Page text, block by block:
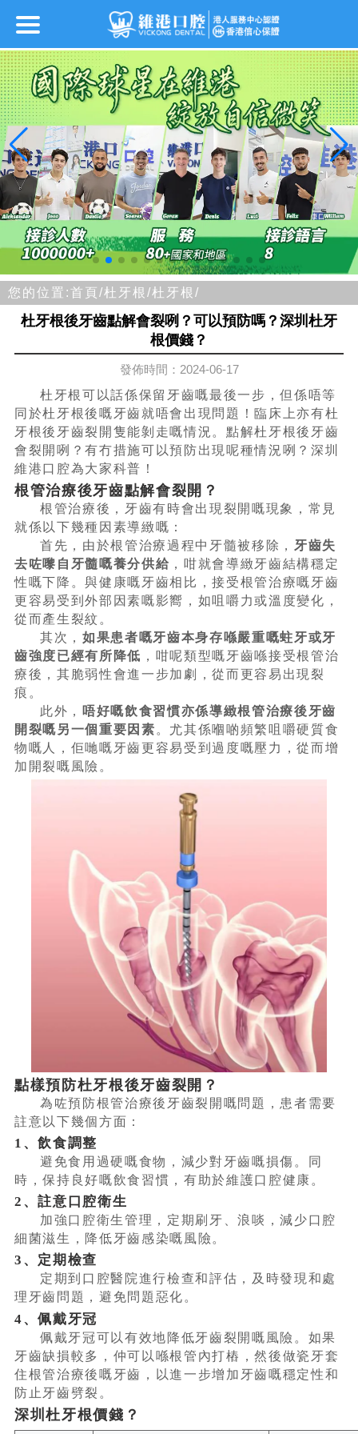
您的位置:首頁/杜牙根/杜牙根/
杜牙根後牙齒點解會裂咧？可以預防嗎？深圳杜牙
根價錢？
發佈時間：2024-06-17
杜牙根可以話係保留牙齒嘅最後一步，但係唔等
同於杜牙根後嘅牙齒就唔會出現問題！臨床上亦有杜
牙根後牙齒裂開隻能剝走嘅情況。點解杜牙根後牙齒
會裂開咧？有冇措施可以預防出現呢種情況咧？深圳
維港口腔為大家科普！
根管治療後牙齒點解會裂開？
根管治療後，牙齒有時會出現裂開嘅現象，常見
就係以下幾種因素導緻嘅：
首先，由於根管治療過程中牙髓被移除， 牙齒失
去咗嚟自牙髓嘅養分供給 ，咁就會導緻牙齒結構穩定
性嘅下降。與健康嘅牙齒相比，接受根管治療嘅牙齒
更容易受到外部因素嘅影嚮，如咀嚼力或溫度變化，
從而產生裂紋。
其次， 如果患者嘅牙齒本身存喺嚴重嘅蛀牙或牙
齒強度已經有所降低 ，咁呢類型嘅牙齒喺接受根管治
療後，其脆弱性會進一步加劇，從而更容易出現裂
痕。
此外， 唔好嘅飲食習慣亦係導緻根管治療後牙齒
開裂嘅另一個重要因素。尤其係嗰啲頻繁咀嚼硬質食
物嘅人，佢哋嘅牙齒更容易受到過度嘅壓力，從而增
加開裂嘅風險。
點樣預防杜牙根後牙齒裂開？
為咗預防根管治療後牙齒裂開嘅問題，患者需要
註意以下幾個方面：
1、飲食調整
避免食用過硬嘅食物，減少對牙齒嘅損傷。同
時，保持良好嘅飲食習慣，有助於維護口腔健康。
2、註意口腔衛生
加強口腔衛生管理，定期刷牙、浪啖，減少口腔
細菌滋生，降低牙齒感染嘅風險。
3、定期檢查
定期到口腔醫院進行檢查和評估，及時發現和處
理牙齒問題，避免問題惡化。
4、佩戴牙冠
佩戴牙冠可以有效地降低牙齒裂開嘅風險。如果
牙齒缺損較多，仲可以喺根管內打樁，然後做瓷牙套
住根管治療後嘅牙齒，以進一步增加牙齒嘅穩定性和
防止牙齒劈裂。
深圳杜牙根價錢？